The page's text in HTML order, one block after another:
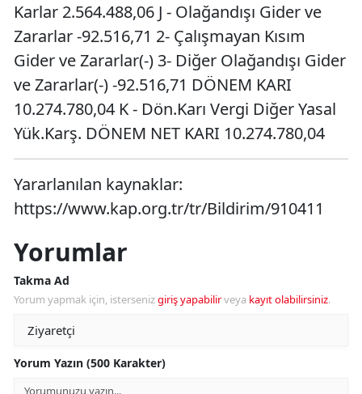
Karlar 2.564.488,06 J - Olağandışı Gider ve
Zararlar -92.516,71 2- Çalışmayan Kısım
Gider ve Zararlar(-) 3- Diğer Olağandışı Gider
ve Zararlar(-) -92.516,71 DÖNEM KARI
10.274.780,04 K - Dön.Karı Vergi Diğer Yasal
Yük.Karş. DÖNEM NET KARI 10.274.780,04
Yararlanılan kaynaklar:
https://www.kap.org.tr/tr/Bildirim/910411
Yorumlar
Takma Ad
Yorum yapmak için, istersenizgiriş yapabilirveya kayıt olabilirsiniz.
Yorum Yazın (500 Karakter)